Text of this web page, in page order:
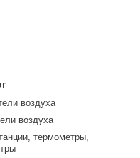
воздуха
воздуха
термометры,